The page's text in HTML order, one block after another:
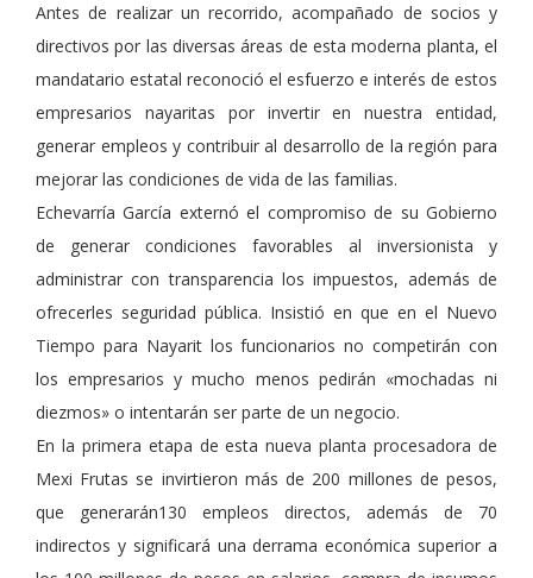
Antes de realizar un recorrido, acompañado de socios y
directivos por las diversas áreas de esta moderna planta, el
mandatario estatal reconoció el esfuerzo e interés de estos
empresarios nayaritas por invertir en nuestra entidad,
generar empleos y contribuir al desarrollo de la región para
mejorar las condiciones de vida de las familias.
Echevarría García externó el compromiso de su Gobierno
de generar condiciones favorables al inversionista y
administrar con transparencia los impuestos, además de
ofrecerles seguridad pública. Insistió en que en el Nuevo
Tiempo para Nayarit los funcionarios no competirán con
los empresarios y mucho menos pedirán «mochadas ni
diezmos» o intentarán ser parte de un negocio.
En la primera etapa de esta nueva planta procesadora de
Mexi Frutas se invirtieron más de 200 millones de pesos,
que generarán130 empleos directos, además de 70
indirectos y significará una derrama económica superior a